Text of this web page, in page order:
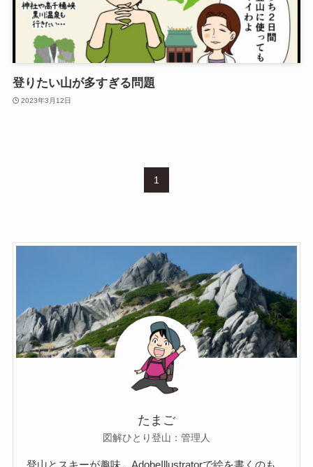
登りたい山が多すぎる問題
2023年3月12日
1
たまご
図解ひとり登山：管理人
登山とスキーが趣味。AdobeIllustratorで絵を書くのも